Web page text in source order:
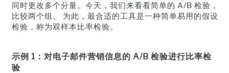
同时更改多个分量。今天，我们来看看简单的 A/B 检验，
比较两个组。 为此，最合适的工具是一种简单易用的假设
检验，称为双样本比率检验。
示例 1：对电子邮件营销信息的 A/B 检验进行比率检
验